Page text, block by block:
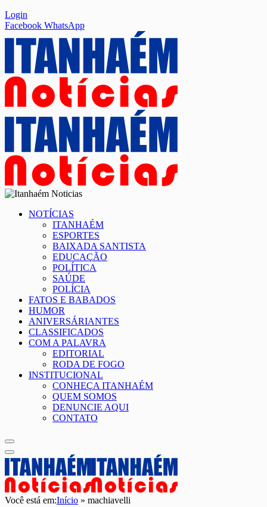
Login
Facebook WhatsApp
NOTÍCIAS
ITANHAÉM
ESPORTES
BAIXADA SANTISTA
EDUCAÇÃO
POLÍTICA
SAÚDE
POLÍCIA
FATOS E BABADOS
HUMOR
ANIVERSÁRIANTES
CLASSIFICADOS
COM A PALAVRA
EDITORIAL
RODA DE FOGO
INSTITUCIONAL
CONHEÇA ITANHAÉM
QUEM SOMOS
DENUNCIE AQUI
CONTATO
Você está em:Início » machiavelli